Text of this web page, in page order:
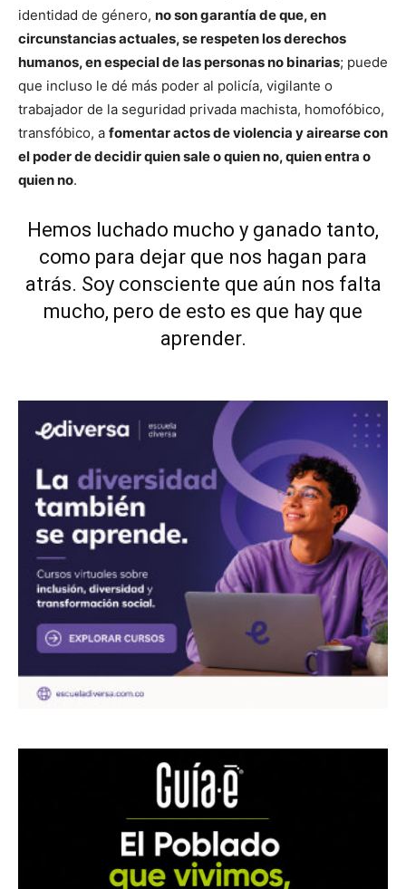
identidad de género, no son garantía de que, en
circunstancias actuales, se respeten los derechos
humanos, en especial de las personas no binarias; puede
que incluso le dé más poder al policía, vigilante o
trabajador de la seguridad privada machista, homofóbico,
transfóbico, a fomentar actos de violencia y airearse con
el poder de decidir quien sale o quien no, quien entra o
quien no.
Hemos luchado mucho y ganado tanto,
como para dejar que nos hagan para
atrás. Soy consciente que aún nos falta
mucho, pero de esto es que hay que
aprender.